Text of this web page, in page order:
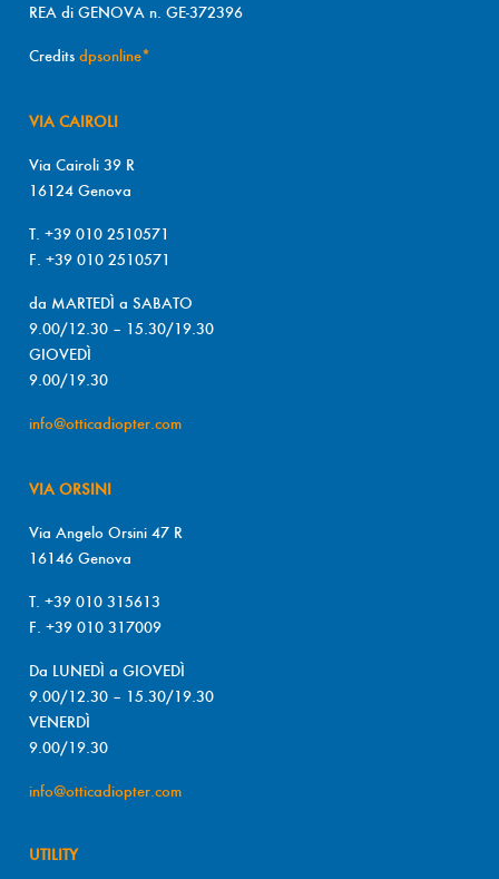
REA di GENOVA n. GE-372396
Credits dpsonline*
VIA CAIROLI
Via Cairoli 39 R
16124 Genova
T. +39 010 2510571
F. +39 010 2510571
da MARTEDÌ a SABATO
9.00/12.30 – 15.30/19.30
GIOVEDÌ
9.00/19.30
info@otticadiopter.com
VIA ORSINI
Via Angelo Orsini 47 R
16146 Genova
T. +39 010 315613
F. +39 010 317009
Da LUNEDÌ a GIOVEDÌ
9.00/12.30 – 15.30/19.30
VENERDÌ
9.00/19.30
info@otticadiopter.com
UTILITY